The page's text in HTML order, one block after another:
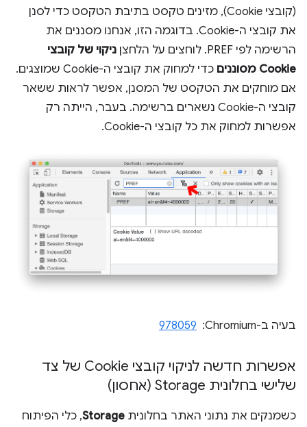
(קובצי Cookie), מזינים טקסט בתיבת הטקסט כדי לסנן
את קובצי ה-Cookie. בדוגמה הזו, אנחנו מסננים את
הרשימה לפי PREF. לוחצים על הלחצן
ניקוי של קובצי
Cookie מסוננים
כדי למחוק את קובצי ה-Cookie שמוצגים.
אם מוחקים את הטקסט של המסנן, אפשר לראות ששאר
קובצי ה-Cookie נשארים ברשימה. בעבר, הייתה רק
אפשרות למחוק את כל קובצי ה-Cookie.
בעיה ב-Chromium: ‏ 978059
אפשרות חדשה לניקוי קובצי Cookie של צד
שלישי בחלונית Storage (אחסון)
כשמנקים את נתוני האתר בחלונית Storage, כלי הפיתוח